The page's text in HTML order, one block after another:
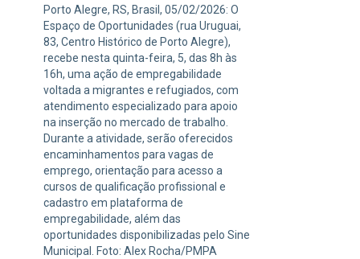
Porto Alegre, RS, Brasil, 05/02/2026: O
Espaço de Oportunidades (rua Uruguai,
83, Centro Histórico de Porto Alegre),
recebe nesta quinta-feira, 5, das 8h às
16h, uma ação de empregabilidade
voltada a migrantes e refugiados, com
atendimento especializado para apoio
na inserção no mercado de trabalho.
Durante a atividade, serão oferecidos
encaminhamentos para vagas de
emprego, orientação para acesso a
cursos de qualificação profissional e
cadastro em plataforma de
empregabilidade, além das
oportunidades disponibilizadas pelo Sine
Municipal. Foto: Alex Rocha/PMPA